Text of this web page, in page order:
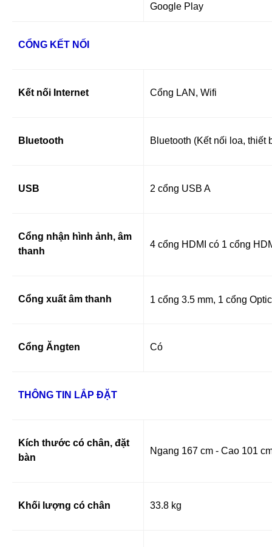
Google Play
CỔNG KẾT NỐI
Kết nối Internet Cổng LAN, Wifi
Bluetooth Bluetooth (Kết nối loa, thiết
USB 2 cổng USB A
Cổng nhận hình ảnh, âm
thanh
4 cổng HDMI có 1 cổng
Cổng xuất âm thanh 1 cổng 3.5 mm, 1 cổng
Cổng Ăngten Có
THÔNG TIN LẮP ĐẶT
Kích thước có chân, đặt
bàn
Ngang 167 cm - Cao 101
Khối lượng có chân 33.8 kg